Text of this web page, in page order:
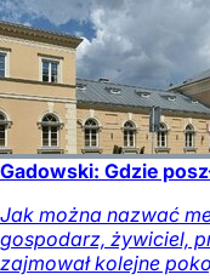
Gadowski: Gdzie
Jak można nazwać
gospodarz, żywiciel,
zajmował kolejne